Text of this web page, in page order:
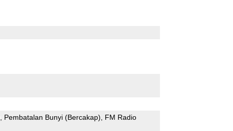
Pembatalan Bunyi (Bercakap) FM Radio